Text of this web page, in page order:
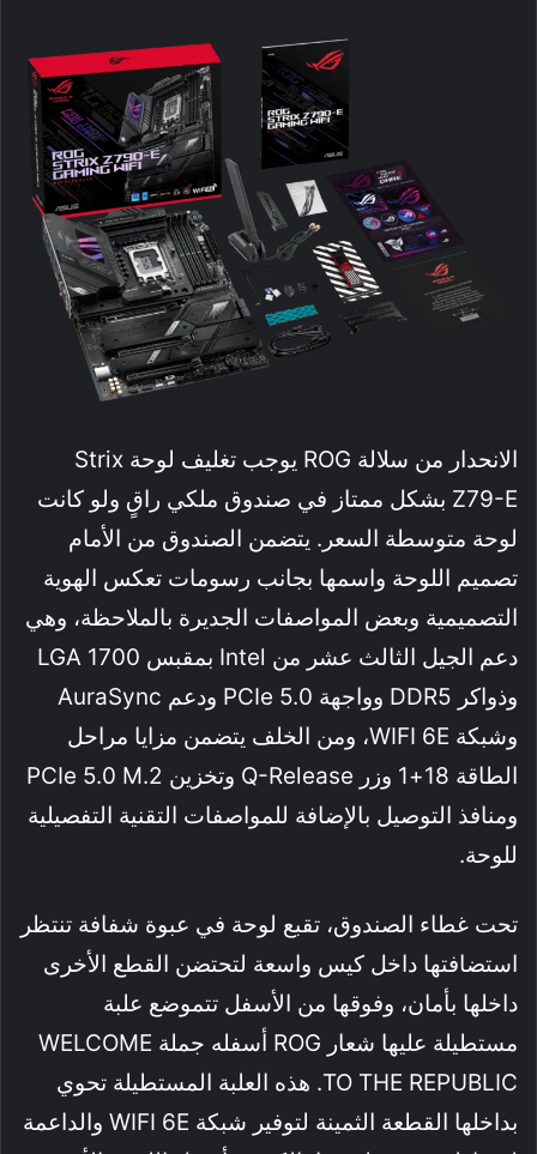
الانحدار من سلالة ROG يوجب تغليف لوحة Strix
Z79-E بشكل ممتاز في صندوق ملكي راقٍ ولو كانت
لوحة متوسطة السعر. يتضمن الصندوق من الأمام
تصميم اللوحة واسمها بجانب رسومات تعكس الهوية
التصميمية وبعض المواصفات الجديرة بالملاحظة، وهي
دعم الجيل الثالث عشر من Intel بمقبس LGA 1700
وذواكر DDR5 وواجهة PCIe 5.0 ودعم AuraSync
وشبكة WIFI 6E، ومن الخلف يتضمن مزايا مراحل
الطاقة 18+1 وزر Q-Release وتخزين PCIe 5.0 M.2
ومنافذ التوصيل بالإضافة للمواصفات التقنية التفصيلية
للوحة.
تحت غطاء الصندوق، تقبع لوحة في عبوة شفافة تنتظر
استضافتها داخل كيس واسعة لتحتضن القطع الأخرى
داخلها بأمان، وفوقها من الأسفل تتموضع علبة
مستطيلة عليها شعار ROG أسفله جملة WELCOME
TO THE REPUBLIC. هذه العلبة المستطيلة تحوي
بداخلها القطعة الثمينة لتوفير شبكة WIFI 6E والداعمة